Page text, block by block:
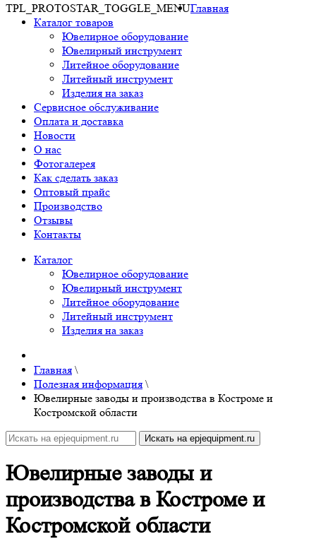
TPL_PROTOSTAR_TOGGLE_MENUГлавная
Каталог товаров
Ювелирное оборудование
Ювелирный инструмент
Литейное оборудование
Литейный инструмент
Изделия на заказ
Сервисное обслуживание
Оплата и доставка
Новости
О нас
Фотогалерея
Как сделать заказ
Оптовый прайс
Производство
Отзывы
Контакты
Каталог
Ювелирное оборудование
Ювелирный инструмент
Литейное оборудование
Литейный инструмент
Изделия на заказ
Главная \
Полезная информация \
Ювелирные заводы и производства в Костроме и
Костромской области
Ювелирные заводы и
производства в Костроме и
Костромской области